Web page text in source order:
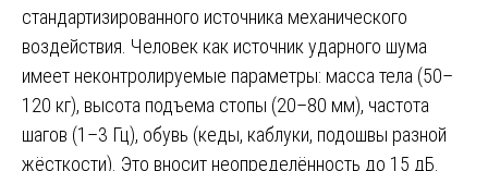
стандартизированного источника механического
воздействия. Человек как источник ударного шума
имеет неконтролируемые параметры: масса тела (50–
120 кг), высота подъема стопы (20–80 мм), частота
шагов (1–3 Гц), обувь (кеды, каблуки, подошвы разной
жёсткости). Это вносит неопределённость до 15 дБ.